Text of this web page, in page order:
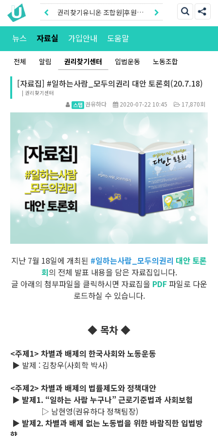
권리찾기유니온 조합원|후원안
내
권리찾기센터 온라인신청|상담
뉴스 자료실 가입안내 도움말
전체 알림 권리찾기센터 입법운동 노동조합
[자료집] #일하는사람_모두의권리 대안 토론회(20.7.18)
| 권리찾기센터
권유하다 2020-07-22 10:45 17,870회
지난 7월 18일에 개최된 #일하는사람_모두의권리 대안 토론
회의 전체 발표 내용을 담은 자료집입니다.
글 아래의 첨부파일을 클릭하시면 자료집을 PDF파일로 다운
로드하실 수 있습니다.
◆ 목차 ◆
<주제1> 차별과 배제의 한국사회와 노동운동
▶ 발제 : 김창우(사회학 박사)
<주제2> 차별과 배제의 법률제도와 정책대안
▶ 발제1. “일하는 사람 누구나” 근로기준법과 사회보험
▷ 남현영(권유하다 정책팀장)
▶ 발제2. 차별과 배제 없는 노동법을 위한 바람직한 입법방